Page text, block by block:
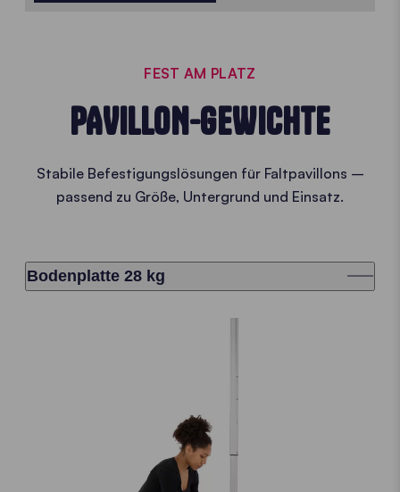
FEST AM PLATZ
PAVILLON-GEWICHTE
Stabile Befestigungslösungen für Faltpavillons –
passend zu Größe, Untergrund und Einsatz.
Bodenplatte 28 kg